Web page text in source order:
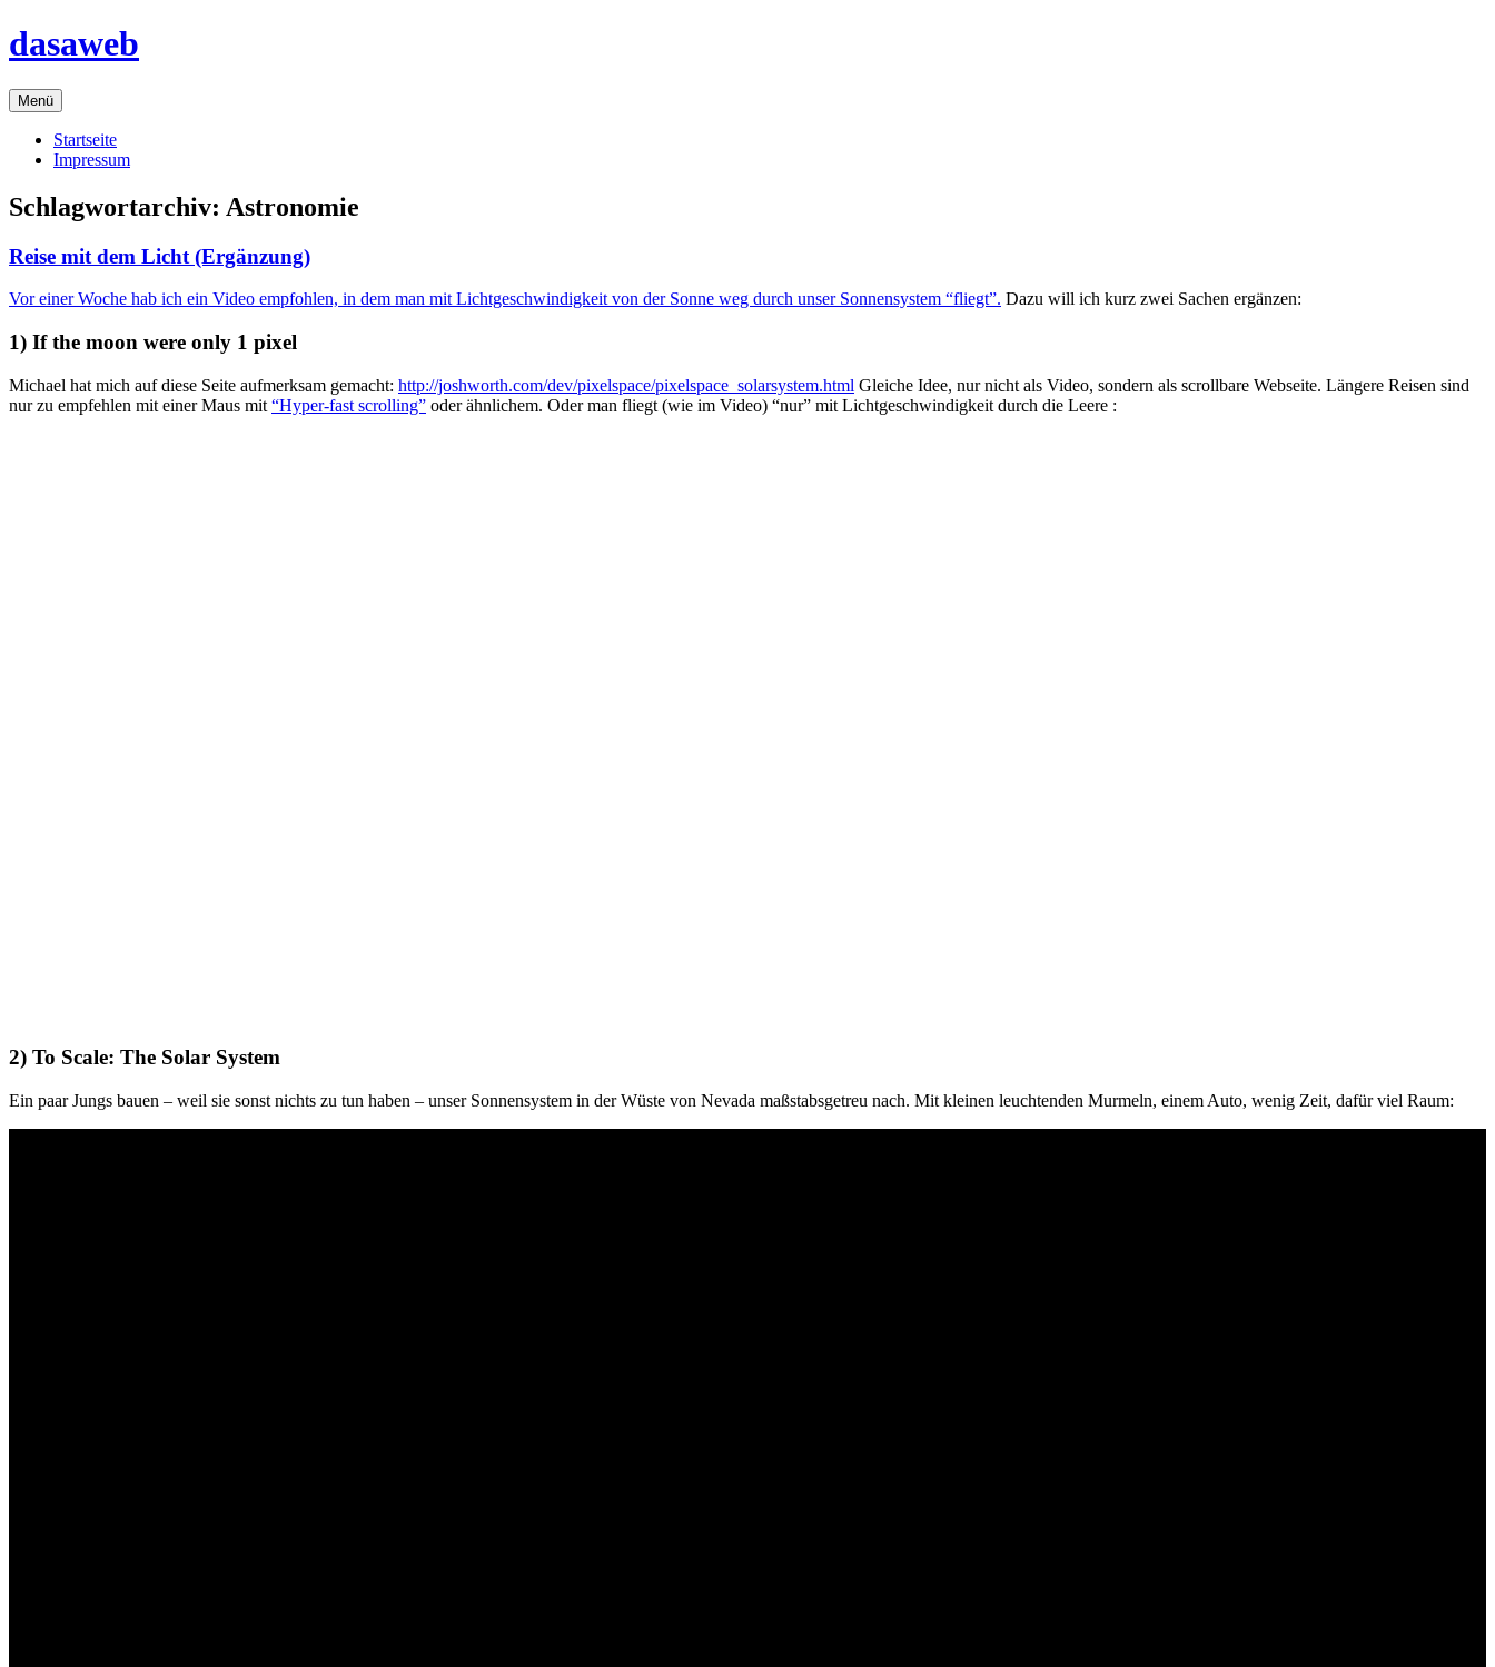
Zum
Inhalt
dasaweb
Menü
Startseite
Impressum
Schlagwortarchiv: Astronomie
Reise mit dem Licht (Ergänzung)
Vor einer Woche hab ich ein Video empfohlen, in dem man mit Lichtgeschwindigkeit von der Sonne weg durch unser Sonnensystem “fliegt”. Dazu will ich kurz zwei Sachen ergänzen:
1) If the moon were only 1 pixel
Michael hat mich auf diese Seite aufmerksam gemacht: http://joshworth.com/dev/pixelspace/pixelspace_solarsystem.html Gleiche Idee, nur nicht als Video, sondern als scrollbare Webseite. Längere Reisen sind
nur zu empfehlen mit einer Maus mit “Hyper-fast scrolling” oder ähnlichem. Oder man fliegt (wie im Video) “nur” mit Lichtgeschwindigkeit durch die Leere :
2) To Scale: The Solar System
Ein paar Jungs bauen – weil sie sonst nichts zu tun haben – unser Sonnensystem in der Wüste von Nevada maßstabsgetreu nach. Mit kleinen leuchtenden Murmeln, einem Auto, wenig Zeit, dafür viel Raum: